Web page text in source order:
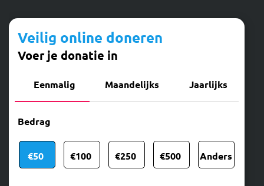
Veilig online doneren
Voer je donatie in
Eenmalig Maandelijks Jaarlijks
Bedrag
€50 €100 €250 €500 Anders